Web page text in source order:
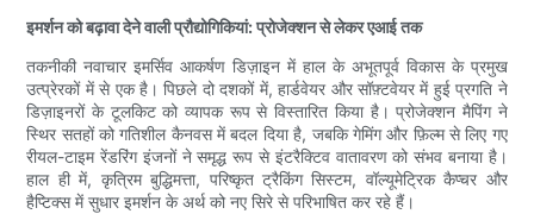
इमर्शन को बढ़ावा देने वाली प्रौद्योगिकियां: प्रोजेक्शन से लेकर एआई तक
तकनीकी नवाचार इमर्सिव आकर्षण डिज़ाइन में हाल के अभूतपूर्व विकास के प्रमुख
उत्प्रेरकों में से एक है। पिछले दो दशकों में, हार्डवेयर और सॉफ़्टवेयर में हुई प्रगति ने
डिज़ाइनरों के टूलकिट को व्यापक रूप से विस्तारित किया है। प्रोजेक्शन मैपिंग ने
स्थिर सतहों को गतिशील कैनवस में बदल दिया है, जबकि गेमिंग और फ़िल्म से लिए गए
रीयल-टाइम रेंडरिंग इंजनों ने समृद्ध रूप से इंटरैक्टिव वातावरण को संभव बनाया है।
हाल ही में, कृत्रिम बुद्धिमत्ता, परिष्कृत ट्रैकिंग सिस्टम, वॉल्यूमेट्रिक कैप्चर और
हैप्टिक्स में सुधार इमर्शन के अर्थ को नए सिरे से परिभाषित कर रहे हैं।